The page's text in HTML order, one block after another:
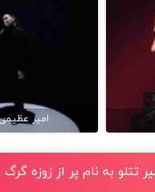
امیر
تتلو به نام پر از زوزه